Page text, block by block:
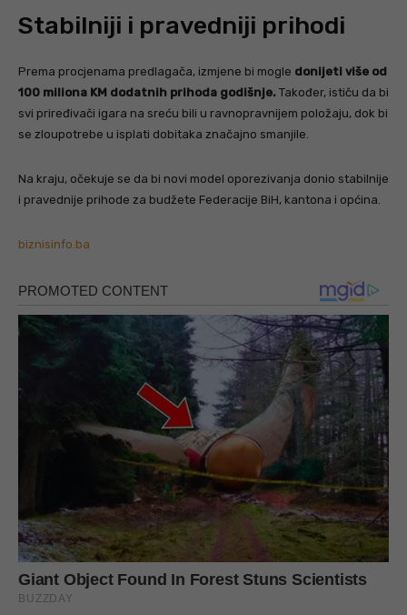
Stabilniji i pravedniji prihodi
Prema procjenama predlagača, izmjene bi mogle donijeti više od
100 miliona KM dodatnih prihoda godišnje. Također, ističu da bi
svi priređivači igara na sreću bili u ravnopravnijem položaju, dok bi
se zloupotrebe u isplati dobitaka značajno smanjile.
Na kraju, očekuje se da bi novi model oporezivanja donio stabilnije
i pravednije prihode za budžete Federacije BiH, kantona i općina.
biznisinfo.ba